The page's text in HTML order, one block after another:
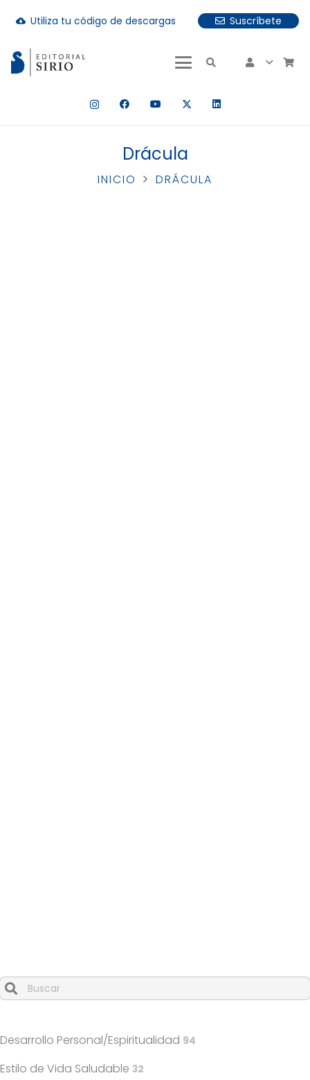
cloud_download Utiliza tu código de descargas
Suscríbete
hay resultados autocompletados, puedes utilizar las
Drácula
INICIO DRÁCULA
Desarrollo Personal/Espiritualidad 94
Estilo de Vida Saludable 32